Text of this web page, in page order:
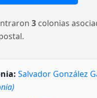
3 colonias
Salvador González